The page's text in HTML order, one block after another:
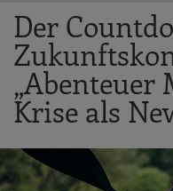
Der
„Abenteuer
Krise als